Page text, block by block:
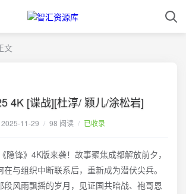
文
4K [谍战][杜淳/ 颖儿/涂松岩]
2025-11-29 / 98 阅读 / 已收录
隐锋》4K版来袭！故事聚焦成都解放前夕，
与组织中断联系后，重新成为潜伏尖兵。
段风雨飘摇的岁月，见证国共暗战、袍哥恩